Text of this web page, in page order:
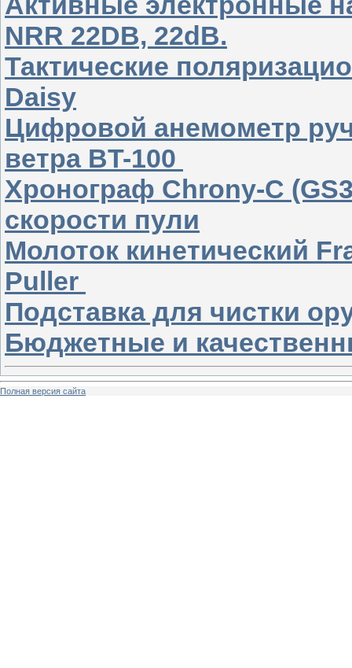
NRR 22DB, 22dB.
Тактические
Daisy
Цифровой анемометр
ветра BT-100
Хронограф Chrony-C
скорости пули
Молоток кинетический
Puller
Подставка для чистки
Бюджетные и
Полная версия сайта